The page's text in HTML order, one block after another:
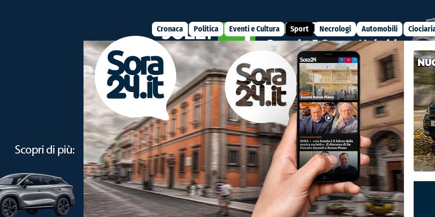
Cronaca Politica Eventi e Cultura Sport Necrologi Automobili